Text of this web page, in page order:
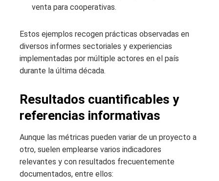
venta para cooperativas.
Estos ejemplos recogen prácticas observadas en
diversos informes sectoriales y experiencias
implementadas por múltiple actores en el país
durante la última década.
Resultados cuantificables y
referencias informativas
Aunque las métricas pueden variar de un proyecto a
otro, suelen emplearse varios indicadores
relevantes y con resultados frecuentemente
documentados, entre ellos: